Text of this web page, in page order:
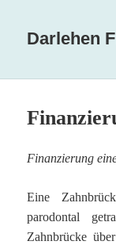
Darlehen
Finanzierung
Eine
parodontal
Zahnbrücke